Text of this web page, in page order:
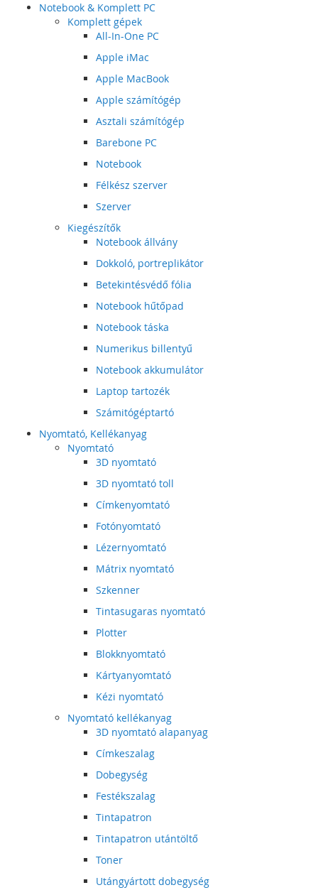
Notebook & Komplett PC
Komplett gépek
All-In-One PC
Apple iMac
Apple MacBook
Apple számítógép
Asztali számítógép
Barebone PC
Notebook
Félkész szerver
Szerver
Kiegészítők
Notebook állvány
Dokkoló, portreplikátor
Betekintésvédő fólia
Notebook hűtőpad
Notebook táska
Numerikus billentyű
Notebook akkumulátor
Laptop tartozék
Számitógéptartó
Nyomtató, Kellékanyag
Nyomtató
3D nyomtató
3D nyomtató toll
Címkenyomtató
Fotónyomtató
Lézernyomtató
Mátrix nyomtató
Szkenner
Tintasugaras nyomtató
Plotter
Blokknyomtató
Kártyanyomtató
Kézi nyomtató
Nyomtató kellékanyag
3D nyomtató alapanyag
Címkeszalag
Dobegység
Festékszalag
Tintapatron
Tintapatron utántöltő
Toner
Utángyártott dobegység